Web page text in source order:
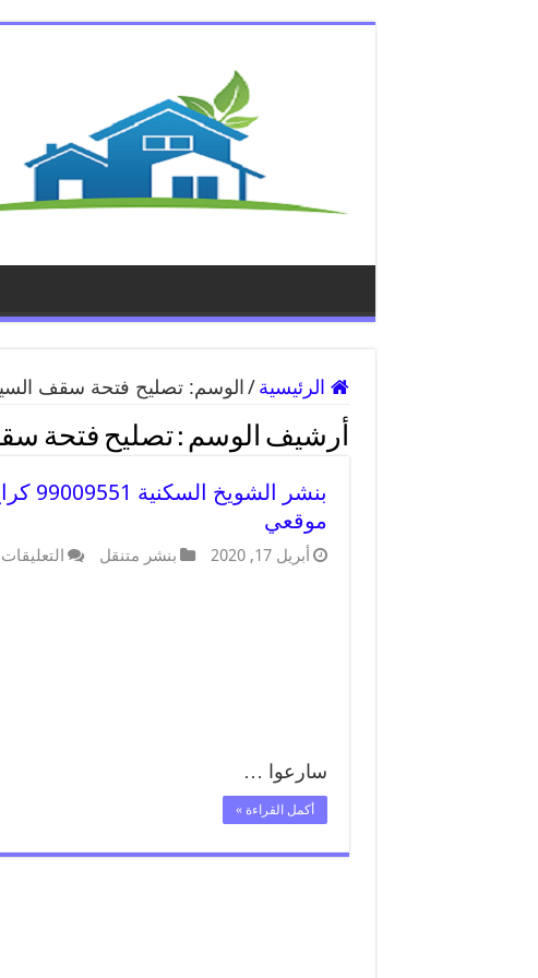
الرئيسية / الوسم:تصليح فتحة سقف
أرشيف الوسم :تصليح فتحة
بنشر
موقعي
أبريل 17, 2020 بنشر متنقل التعليقات
سارعوا …
أكمل القراءة »